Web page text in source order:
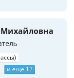
Михайловна
и еще 12